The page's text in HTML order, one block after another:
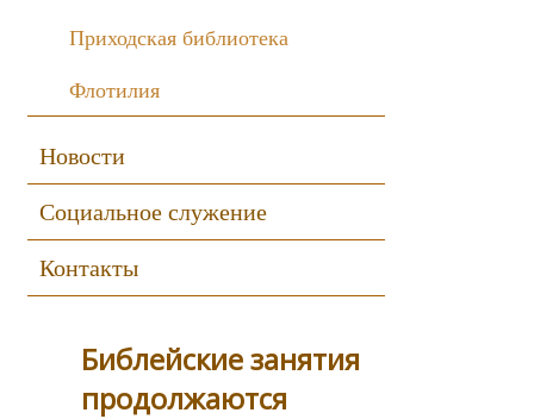
Приходская библиотека
Флотилия
Новости
Социальное служение
Контакты
Библейские занятия
продолжаются